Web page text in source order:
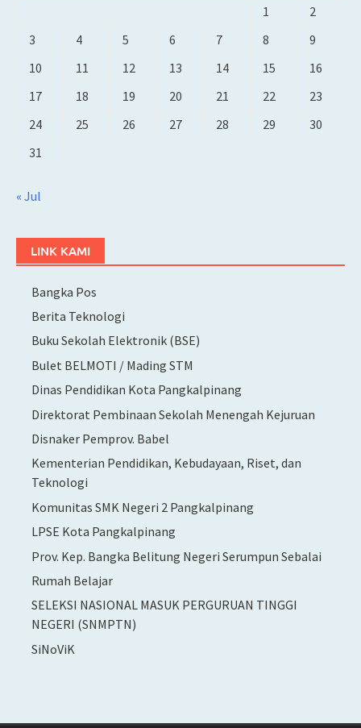
1
2
3
4 5 6 7 8
9
10
11 12 13 14 15
16
17
18 19 20 21 22
23
24
25 26 27 28 29
30
31
« Jul
LINK KAMI
Bangka Pos
Berita Teknologi
Buku Sekolah Elektronik (BSE)
Bulet BELMOTI / Mading STM
Dinas Pendidikan Kota Pangkalpinang
Direktorat Pembinaan Sekolah Menengah Kejuruan
Disnaker Pemprov. Babel
Kementerian Pendidikan, Kebudayaan, Riset, dan
Teknologi
Komunitas SMK Negeri 2 Pangkalpinang
LPSE Kota Pangkalpinang
Prov. Kep. Bangka Belitung Negeri Serumpun Sebalai
Rumah Belajar
SELEKSI NASIONAL MASUK PERGURUAN TINGGI
NEGERI (SNMPTN)
SiNoViK